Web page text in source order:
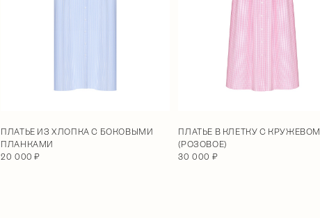
ПЛАТЬЕ ИЗ ХЛОПКА С БОКОВЫМИ
ПЛАНКАМИ
20 000 ₽
ПЛАТЬЕ В КЛЕТКУ С КРУЖЕВОМ
(РОЗОВОЕ)
30 000 ₽